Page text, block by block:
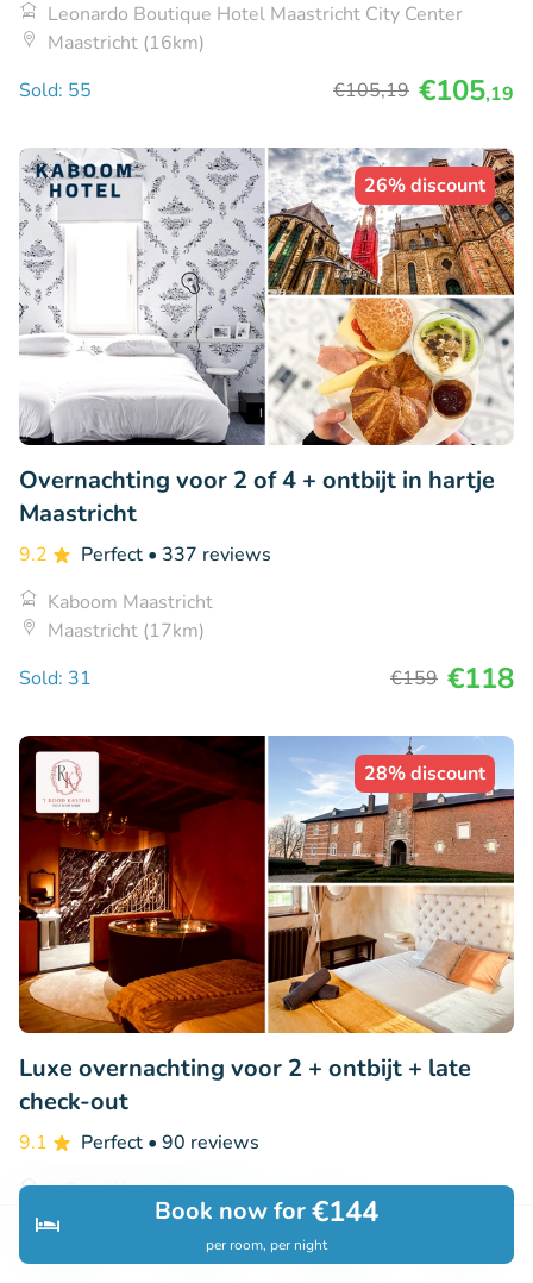
Search Bookings
Book now for€144
per room, per night
Leonardo Boutique Hotel Maastricht City Center
Maastricht (16km)
Sold: 55
€105,19 €105,19
26% discount
Overnachting voor 2 of 4 + ontbijt in hartje
Maastricht
9.2 Perfect • 337 reviews
Kaboom Maastricht
Maastricht (17km)
Sold: 31
€159 €118
28% discount
Luxe overnachting voor 2 + ontbijt + late
check-out
9.1 Perfect • 90 reviews
't Rood Kasteel
Guigoven (Hasselt) (17km)
Sold: 114
€229 €164